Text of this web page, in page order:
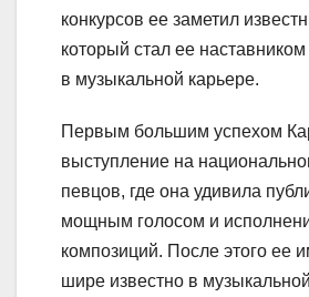
конкурсов ее заметил
который стал ее
в музыкальной карьере.
Первым большим успехом
выступление на
певцов, где она удивила
мощным голосом и
композиций. После этого ее
шире известно в